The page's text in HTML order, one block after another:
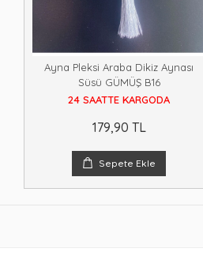
Ayna Pleksi Araba Dikiz Aynası
Süsü GÜMÜŞ B16
24 SAATTE KARGODA
179,90 TL
Sepete Ekle